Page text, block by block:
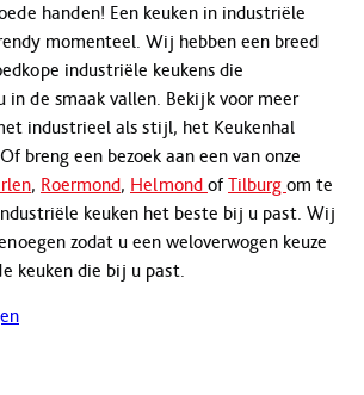
handen! Een keuken in industriële
momenteel. Wij hebben een breed
industriële keukens die
in de smaak vallen. Bekijk voor meer
industrieel als stijl, het Keukenhal
breng een bezoek aan een van onze
, Roermond, Helmond of Tilburg om te
keuken het beste bij u past. Wij
zodat u een weloverwogen keuze
keuken die bij u past.